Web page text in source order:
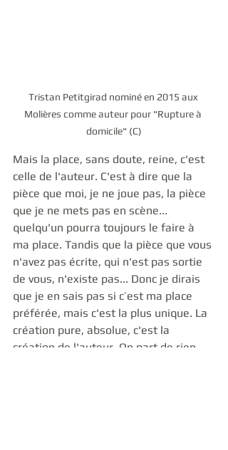
Tristan Petitgirad nominé en 2015 aux
Molières comme auteur pour "Rupture à
domicile" (C)
Mais la place, sans doute, reine, c'est
celle de l'auteur. C'est à dire que la
pièce que moi, je ne joue pas, la pièce
que je ne mets pas en scène...
quelqu'un pourra toujours le faire à
ma place. Tandis que la pièce que vous
n'avez pas écrite, qui n'est pas sortie
de vous, n'existe pas... Donc je dirais
que je en sais pas si c’est ma place
préférée, mais c'est la plus unique. La
création pure, absolue, c'est la
création de l'auteur. On part de rien.